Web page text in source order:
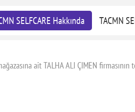
SELFCARE Hakkında TACMN
ait TALHA ALI ÇIMEN